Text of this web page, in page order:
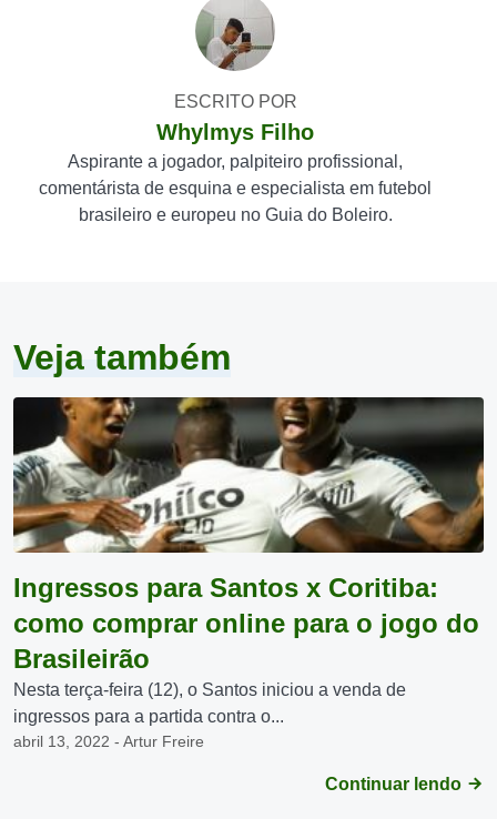
ESCRITO POR
Whylmys Filho
Aspirante a jogador, palpiteiro profissional,
comentárista de esquina e especialista em futebol
brasileiro e europeu no Guia do Boleiro.
Veja também
Ingressos para Santos x Coritiba:
como comprar online para o jogo do
Brasileirão
Nesta terça-feira (12), o Santos iniciou a venda de
ingressos para a partida contra o...
abril 13, 2022 - Artur Freire
Continuar lendo